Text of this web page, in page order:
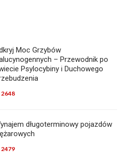
Moc Grzybów
– Przewodnik po
Psylocybiny i Duchowego
2648
długoterminowy pojazdów
2479